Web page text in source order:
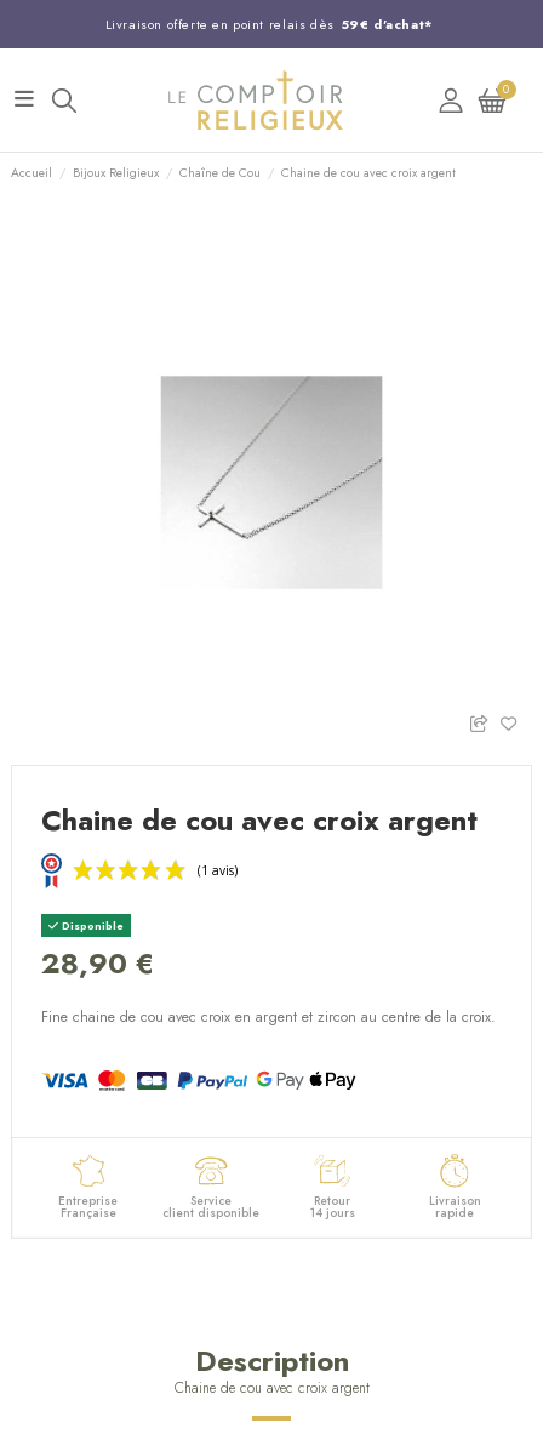
Livraison offerte en point relais dès 59€ d'achat*
Entreprise Française familiale
Support client disponible au 03 20 24 74 15
Commandez avant 14H, expédition le jour même !
0
Accueil Bijoux Religieux Chaîne de Cou Chaine de cou avec croix argent
Chaine de cou avec croix argent
(1 avis)
Disponible
28,90 €
Fine chaine de cou avec croix en argent et zircon au centre de la croix.
Entreprise
Française
Service
client disponible
Retour
14 jours
Livraison
rapide
Description
Chaine de cou avec croix argent